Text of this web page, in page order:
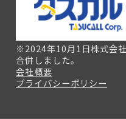
※2024年10月1日株式会
合併しました。
会社概要
プライバシーポリシー